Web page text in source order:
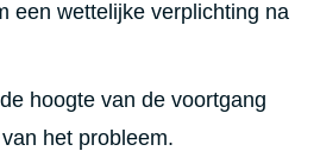
een wettelijke verplichting na
hoogte van de voortgang
het probleem.